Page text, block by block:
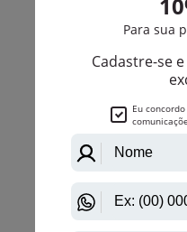
Burberry Sport